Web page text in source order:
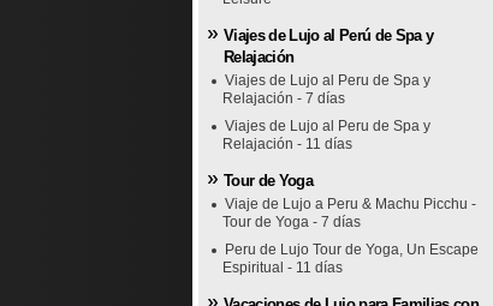
Viajes de Lujo al Perú de Spa y
Relajación
Viajes de Lujo al Peru de Spa y
Relajación - 7 días
Viajes de Lujo al Peru de Spa y
Relajación - 11 días
Tour de Yoga
Viaje de Lujo a Peru & Machu Picchu -
Tour de Yoga - 7 días
Peru de Lujo Tour de Yoga, Un Escape
Espiritual - 11 días